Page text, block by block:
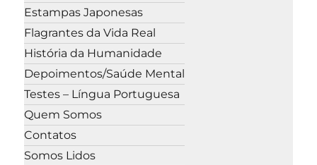
Estampas Japonesas
Flagrantes da Vida Real
História da Humanidade
Depoimentos/Saúde Mental
Testes – Língua Portuguesa
Quem Somos
Contatos
Somos Lidos